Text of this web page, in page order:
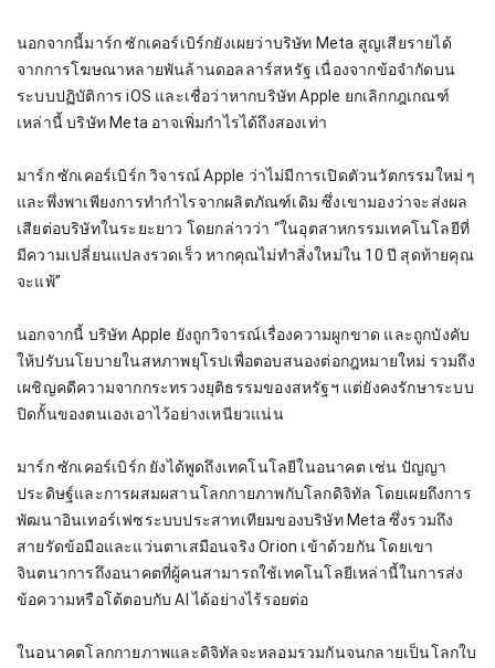
นอกจากนี้มาร์ก ซักเคอร์เบิร์กยังเผยว่าบริษัท Meta สูญเสียรายได้
จากการโฆษณาหลายพันล้านดอลลาร์สหรัฐ เนื่องจากข้อจำกัดบน
ระบบปฏิบัติการ iOS และเชื่อว่าหากบริษัท Apple ยกเลิกกฎเกณฑ์
เหล่านี้ บริษัท Meta อาจเพิ่มกำไรได้ถึงสองเท่า
มาร์ก ซักเคอร์เบิร์ก วิจารณ์ Apple ว่าไม่มีการเปิดตัวนวัตกรรมใหม่ ๆ
และพึ่งพาเพียงการทำกำไรจากผลิตภัณฑ์เดิม ซึ่งเขามองว่าจะส่งผล
เสียต่อบริษัทในระยะยาว โดยกล่าวว่า “ในอุตสาหกรรมเทคโนโลยีที่
มีความเปลี่ยนแปลงรวดเร็ว หากคุณไม่ทำสิ่งใหม่ใน 10 ปี สุดท้ายคุณ
จะแพ้”
นอกจากนี้ บริษัท Apple ยังถูกวิจารณ์เรื่องความผูกขาด และถูกบังคับ
ให้ปรับนโยบายในสหภาพยุโรปเพื่อตอบสนองต่อกฎหมายใหม่ รวมถึง
เผชิญคดีความจากกระทรวงยุติธรรมของสหรัฐฯ แต่ยังคงรักษาระบบ
ปิดกั้นของตนเองเอาไว้อย่างเหนียวแน่น
มาร์ก ซักเคอร์เบิร์ก ยังได้พูดถึงเทคโนโลยีในอนาคต เช่น ปัญญา
ประดิษฐ์และการผสมผสานโลกกายภาพกับโลกดิจิทัล โดยเผยถึงการ
พัฒนาอินเทอร์เฟซระบบประสาทเทียมของบริษัท Meta ซึ่งรวมถึง
สายรัดข้อมือและแว่นตาเสมือนจริง Orion เข้าด้วยกัน โดยเขา
จินตนาการถึงอนาคตที่ผู้คนสามารถใช้เทคโนโลยีเหล่านี้ในการส่ง
ข้อความหรือโต้ตอบกับ AI ได้อย่างไร้รอยต่อ
ในอนาคตโลกกายภาพและดิจิทัลจะหลอมรวมกันจนกลายเป็นโลกใบ